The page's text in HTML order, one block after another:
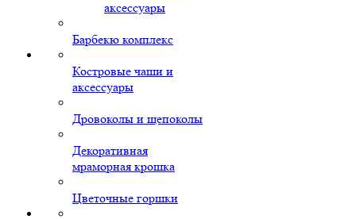
аксессуары
Барбекю комплекс
Костровые чаши и
аксессуары
Дровоколы и щепоколы
Декоративная
мраморная крошка
Цветочные горшки